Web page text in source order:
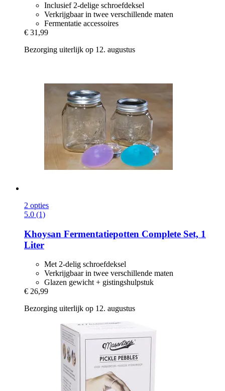
Inclusief 2-delige schroefdeksel
Verkrijgbaar in twee verschillende maten
Fermentatie accessoires
€ 31,99
Bezorging uiterlijk op 12. augustus
2 opties
5.0 (1)
Khoysan Fermentatiepotten Complete Set, 1
Liter
Met 2-delig schroefdeksel
Verkrijgbaar in twee verschillende maten
Glazen gewicht + gistingshulpstuk
€ 26,99
Bezorging uiterlijk op 12. augustus